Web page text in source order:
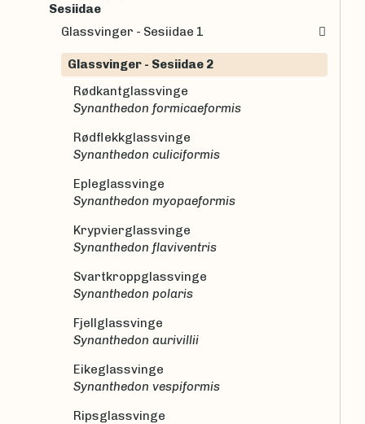
Sesiidae
Glassvinger - Sesiidae 1
Glassvinger - Sesiidae 2
Rødkantglassvinge
Synanthedon formicaeformis
Rødflekkglassvinge
Synanthedon culiciformis
Epleglassvinge
Synanthedon myopaeformis
Krypvierglassvinge
Synanthedon flaviventris
Svartkroppglassvinge
Synanthedon polaris
Fjellglassvinge
Synanthedon aurivillii
Eikeglassvinge
Synanthedon vespiformis
Ripsglassvinge